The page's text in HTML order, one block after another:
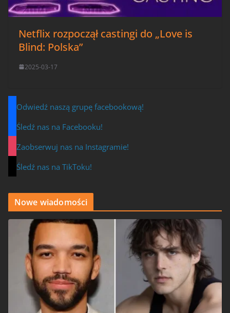
Netflix rozpoczął castingi do „Love is
Blind: Polska”
2025-03-17
Odwiedź naszą grupę facebookową!
Śledź nas na Facebooku!
Zaobserwuj nas na Instagramie!
Śledź nas na TikToku!
Nowe wiadomości